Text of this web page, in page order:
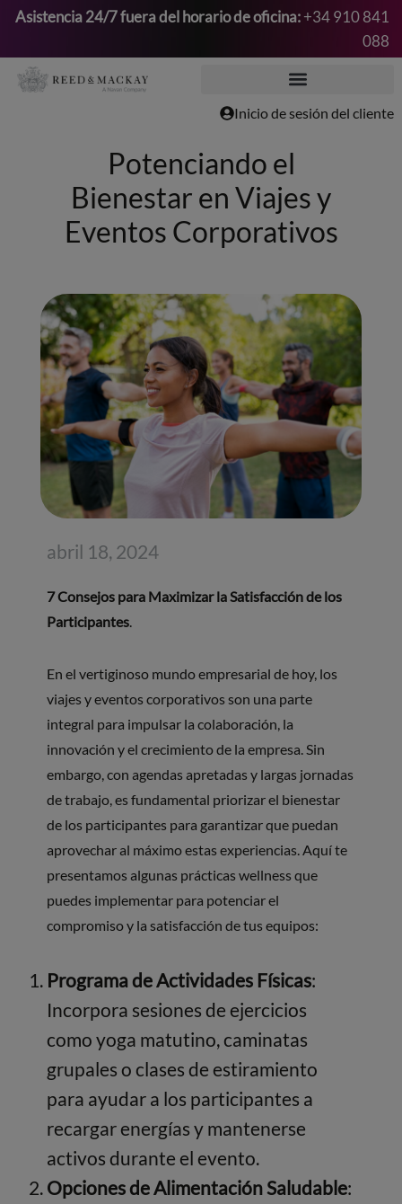
contenido
Asistencia 24/7 fuera del horario de oficina:+34 910 841
088
Inicio de sesión del cliente
Potenciando el
Bienestar en Viajes y
Eventos Corporativos
abril 18, 2024
7 Consejos para Maximizar la Satisfacción de los
Participantes.
En el vertiginoso mundo empresarial de hoy, los
viajes y eventos corporativos son una parte
integral para impulsar la colaboración, la
innovación y el crecimiento de la empresa. Sin
embargo, con agendas apretadas y largas jornadas
de trabajo, es fundamental priorizar el bienestar
de los participantes para garantizar que puedan
aprovechar al máximo estas experiencias. Aquí te
presentamos algunas prácticas wellness que
puedes implementar para potenciar el
compromiso y la satisfacción de tus equipos:
Programa de Actividades Físicas:
Incorpora sesiones de ejercicios
como yoga matutino, caminatas
grupales o clases de estiramiento
para ayudar a los participantes a
recargar energías y mantenerse
activos durante el evento.
Opciones de Alimentación Saludable: